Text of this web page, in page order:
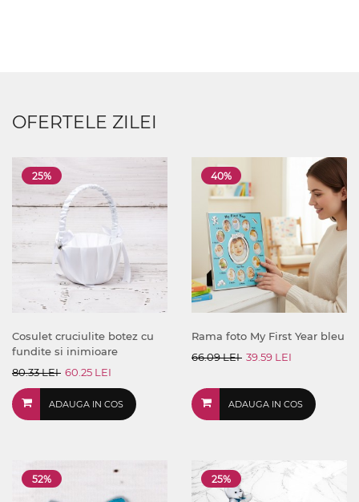
OFERTELE ZILEI
25%
Cosulet cruciulite botez cu
fundite si inimioare
80.33 LEI 60.25 LEI
ADAUGA IN COS
40%
Rama foto My First Year bleu
66.09 LEI 39.59 LEI
ADAUGA IN COS
52% 25%